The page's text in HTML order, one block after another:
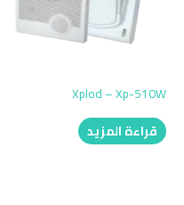
Xplod – Xp-510W
قراءة المزيد